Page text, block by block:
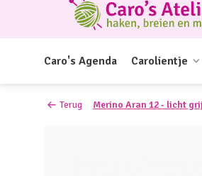
Caro's Agenda Carolientje
Terug Merino Aran 12 - licht